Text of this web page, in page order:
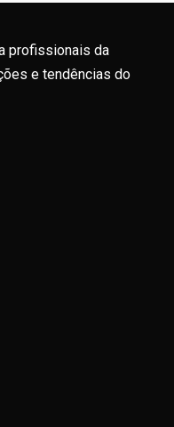
profissionais da
e tendências do